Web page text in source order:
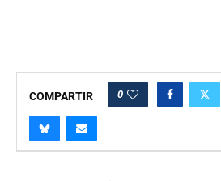
COMPARTIR 0